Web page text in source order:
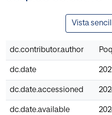
Vista
dc.contributor.author
dc.date
dc.date.accessioned
dc.date.available